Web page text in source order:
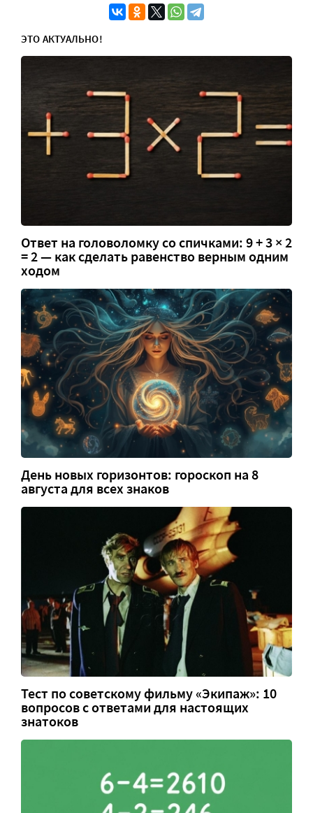
ЭТО АКТУАЛЬНО!
Ответ на головоломку со спичками: 9 + 3 × 2
= 2 — как сделать равенство верным одним
ходом
День новых горизонтов: гороскоп на 8
августа для всех знаков
Тест по советскому фильму «Экипаж»: 10
вопросов с ответами для настоящих
знатоков